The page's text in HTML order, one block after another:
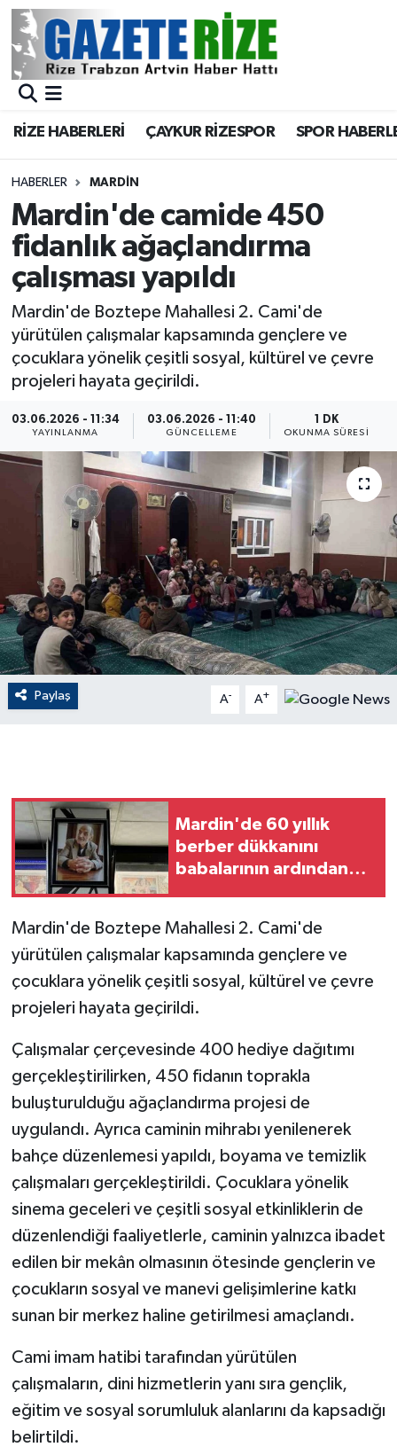
RİZE HABERLERİ ÇAYKUR RİZESPOR SPOR
HABERLER MARDIN
Mardin'de camide 450
fidanlık ağaçlandırma
çalışması yapıldı
Mardin'de Boztepe Mahallesi 2. Cami'de
yürütülen çalışmalar kapsamında gençlere ve
çocuklara yönelik çeşitli sosyal, kültürel ve çevre
projeleri hayata geçirildi.
03.06.2026 - 11:34
YAYINLANMA
03.06.2026 - 11:40
GÜNCELLEME
1 DK
OKUNMA SÜRESI
Paylaş A- A+
Mardin'de 60 yıllık
berber dükkanını
babalarının ardından
Mardin'de Boztepe Mahallesi 2. Cami'de
yürütülen çalışmalar kapsamında gençlere ve
çocuklara yönelik çeşitli sosyal, kültürel ve çevre
projeleri hayata geçirildi.
Çalışmalar çerçevesinde 400 hediye dağıtımı
gerçekleştirilirken, 450 fidanın toprakla
buluşturulduğu ağaçlandırma projesi de
uygulandı. Ayrıca caminin mihrabı yenilenerek
bahçe düzenlemesi yapıldı, boyama ve temizlik
çalışmaları gerçekleştirildi. Çocuklara yönelik
sinema geceleri ve çeşitli sosyal etkinliklerin de
düzenlendiği faaliyetlerle, caminin yalnızca ibadet
edilen bir mekân olmasının ötesinde gençlerin ve
çocukların sosyal ve manevi gelişimlerine katkı
sunan bir merkez haline getirilmesi amaçlandı.
Cami imam hatibi tarafından yürütülen
çalışmaların, dini hizmetlerin yanı sıra gençlik,
eğitim ve sosyal sorumluluk alanlarını da kapsadığı
belirtildi.
BÖLGEMİZ
Asayiş
Rize Jandarma Komutanlığı
Bilim Teknoloji
Bölge
Advertising news
Canlı Maç
ÇEVRE
Dış Haberler
Dünya
EĞİTİM
EKONOMİ
English News
Finans
GENEL
GÜNDEM
Güvenlik
HABERDE İNSAN
İNSAN
İş Dünyası
Jandarma
Kadın
MAGAZİN
Otomobil
Sağlık
Merkez Nöbetçi Eczaneler
Merkez Trafik Yoğunluk Haritası
Süper Lig Puan Durumu ve Fikstür
Tüm Manşetler
Son Dakika Haberleri
Haber Arşivi